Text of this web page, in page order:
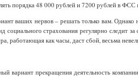
порядка 48 000 рублей и 7200 рублей в
ваших нервов – решать только вам.
социального страхования регулярно следит
работающая как часы, даст сбой, весьма
вариант прекращения деятельность